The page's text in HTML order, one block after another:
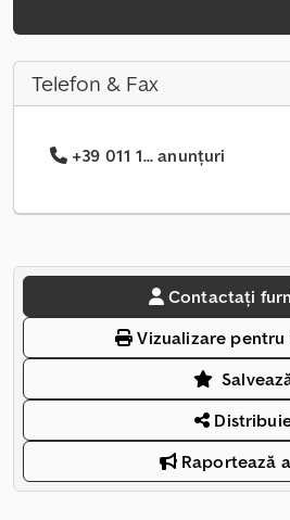
Telefon & Fax
+39 011 1... anunțuri
Contactați
Vizualizare pentru
Raportează